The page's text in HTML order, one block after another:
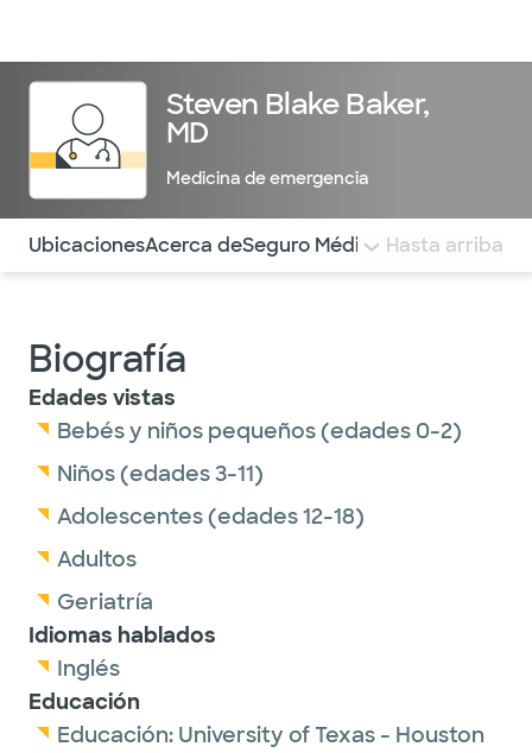
Steven Blake Baker,
MD
Medicina de emergencia
Utilice esta navegación para saltar rápidamente a
UbicacionesAcerca deSeguro Médico COMENTARIOS
Hasta arriba
Biografía
Edades vistas
Bebés y niños pequeños (edades 0-2)
Niños (edades 3-11)
Adolescentes (edades 12-18)
Adultos
Geriatría
Idiomas hablados
Inglés
Educación
Educación: University of Texas - Houston